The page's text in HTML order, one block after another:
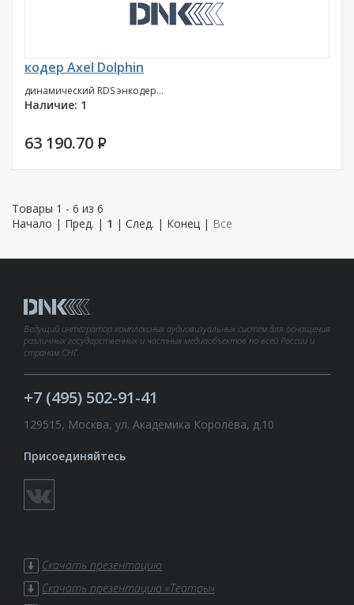
кодер Axel Dolphin
динамический RDS энкодер...
Наличие: 1
63 190.70 P
Товары 1 - 6 из 6
Начало | Пред. | 1 | След. | Конец | Все
Ведущий интегратор комплексных аудиовизуальных систем для оснащения
различных государственных и частных медиаобъектов по всей России и
странам СНГ.
+7 (495) 502-91-41
129515, Москва, ул. Академика Королёва, д.10
Присоединяйтесь
Скачать презентацию
Скачать презентацию «Театры»